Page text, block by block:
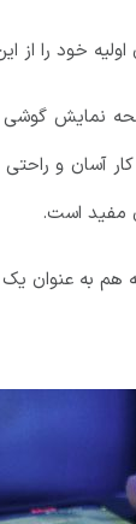
خود را از
نمایش گوشی
آسان و
مفید است.
هم به